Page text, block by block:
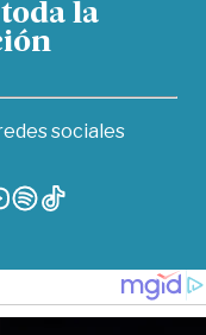
la
sociales